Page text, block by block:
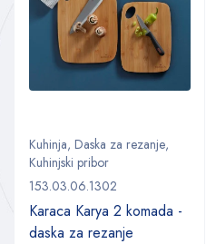
Kuhinja, Daska za rezanje,
Kuhinjski pribor
153.03.06.1302
Karaca Karya 2 komada -
daska za rezanje